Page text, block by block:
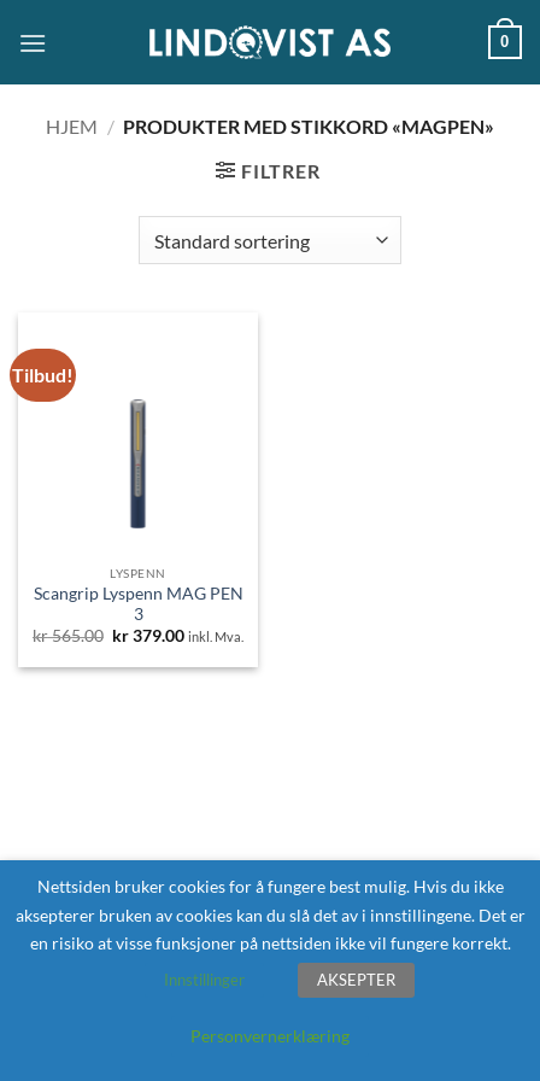
0
HJEM / PRODUKTER MED STIKKORD «MAGPEN»
FILTRER
Tilbud!
LYSPENN
Scangrip Lyspenn MAG PEN
3
kr565.00 Opprinnelig
var:
kr379.00Nåværende
er:
inkl. Mva.
Nettsiden bruker cookies for å fungere best mulig. Hvis du ikke
aksepterer bruken av cookies kan du slå det av i innstillingene. Det er
en risiko at visse funksjoner på nettsiden ikke vil fungere korrekt.
Innstillinger AKSEPTER
Personvernerklæring